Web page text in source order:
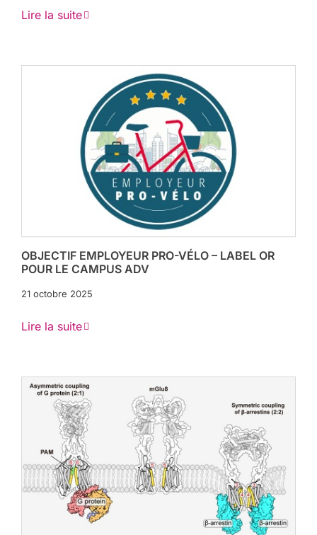
Lire la suite
OBJECTIF EMPLOYEUR PRO-VÉLO – LABEL OR
POUR LE CAMPUS ADV
21 octobre 2025
Lire la suite